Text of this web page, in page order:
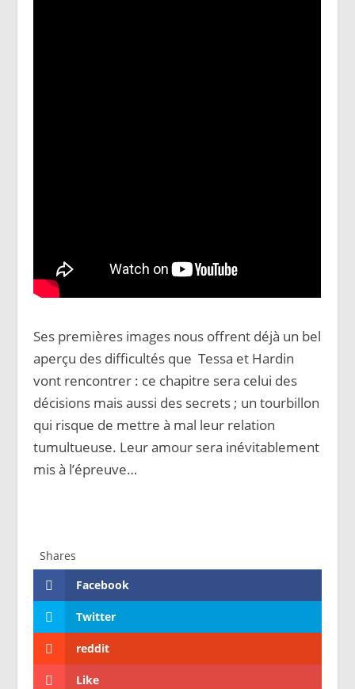
Ses premières images nous offrent déjà un bel
aperçu des difficultés que Tessa et Hardin
vont rencontrer : ce chapitre sera celui des
décisions mais aussi des secrets ; un tourbillon
qui risque de mettre à mal leur relation
tumultueuse. Leur amour sera inévitablement
mis à l’épreuve…
Shares
Facebook
Twitter
reddit
Like